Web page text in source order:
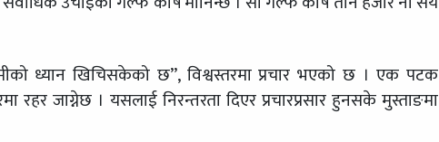
ध्यान खिचिसकेको छ”, विश्वस्तरमा प्रचार भएको छ । एक पटक
जाग्नेछ । यसलाई निरन्तरता दिएर प्रचारप्रसार हुनसके मुस्ताङमा